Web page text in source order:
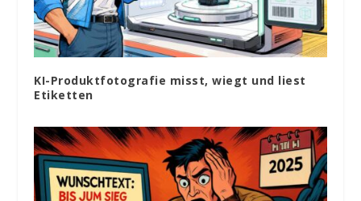
KI-Produktfotografie misst, wiegt und liest
Etiketten